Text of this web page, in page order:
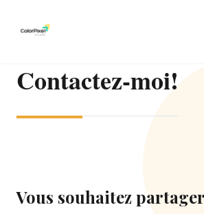
Contactez-moi!
Vous souhaitez